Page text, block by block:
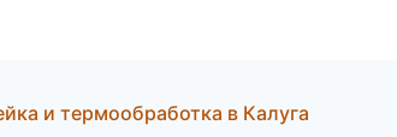
и термообработка в Калуга